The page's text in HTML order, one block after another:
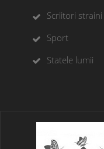
Scriitori straini
Sport
Statele lumii